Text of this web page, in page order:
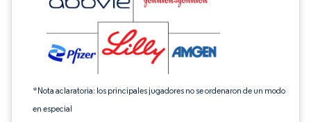
*Nota aclaratoria: los principales jugadores no se ordenaron de un modo
en especial